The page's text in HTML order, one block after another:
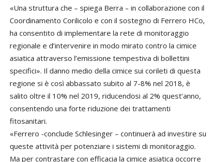
«Una struttura che – spiega Berra – in collaborazione con il
Coordinamento Corilicolo e con il sostegno di Ferrero HCo,
ha consentito di implementare la rete di monitoraggio
regionale e d’intervenire in modo mirato contro la cimice
asiatica attraverso l’emissione tempestiva di bollettini
specifici». Il danno medio della cimice sui corileti di questa
regione si è così abbassato subito al 7-8% nel 2018, è
salito oltre il 10% nel 2019, riducendosi al 2% quest’anno,
consentendo una forte riduzione dei trattamenti
fitosanitari.
«Ferrero -conclude Schlesinger – continuerà ad investire su
queste attività per potenziare i sistemi di monitoraggio.
Ma per contrastare con efficacia la cimice asiatica occorre